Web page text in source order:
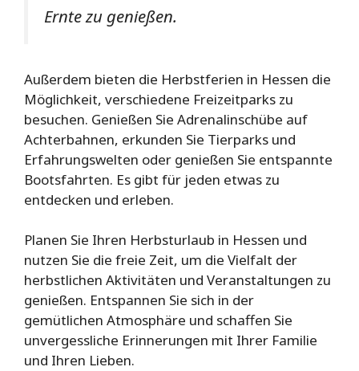
Ernte zu genießen.
Außerdem bieten die Herbstferien in Hessen die
Möglichkeit, verschiedene Freizeitparks zu
besuchen. Genießen Sie Adrenalinschübe auf
Achterbahnen, erkunden Sie Tierparks und
Erfahrungswelten oder genießen Sie entspannte
Bootsfahrten. Es gibt für jeden etwas zu
entdecken und erleben.
Planen Sie Ihren Herbsturlaub in Hessen und
nutzen Sie die freie Zeit, um die Vielfalt der
herbstlichen Aktivitäten und Veranstaltungen zu
genießen. Entspannen Sie sich in der
gemütlichen Atmosphäre und schaffen Sie
unvergessliche Erinnerungen mit Ihrer Familie
und Ihren Lieben.